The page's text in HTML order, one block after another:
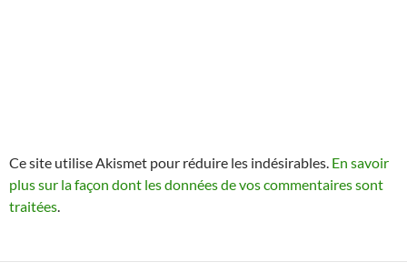
Ce site utilise Akismet pour réduire les indésirables. En savoir
plus sur la façon dont les données de vos commentaires sont
traitées.